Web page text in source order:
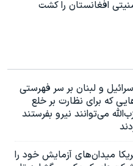
افغانستان را کشت
و لبنان بر سر فهرستی
که برای نظارت بر خلع
می‌توانند نیرو بفرستند
میدان‌های آزمایش خود را